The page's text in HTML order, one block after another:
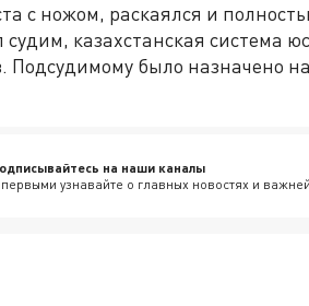
с ножом, раскаялся и
казахстанская система
Подсудимому было назначено
на наши каналы
узнавайте о главных новостях и